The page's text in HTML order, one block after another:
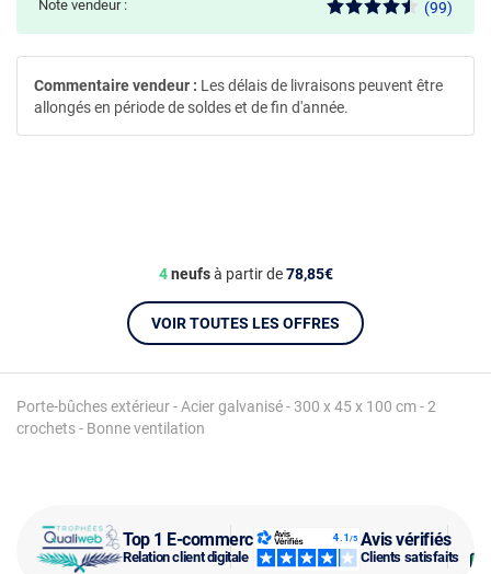
Top 1 E-commerce
Relation client digitale
Avis vérifiés
Clients satisfaits
Porte-bûches extérieur - Acier galvanisé - 300 x 45 x 100 cm - 2
crochets - Bonne ventilation
Note vendeur : (99)
4neufsà partir de78,85€
VOIR TOUTES LES OFFRES
Commentaire vendeur : Les délais de livraisons peuvent être
allongés en période de soldes et de fin d'année.